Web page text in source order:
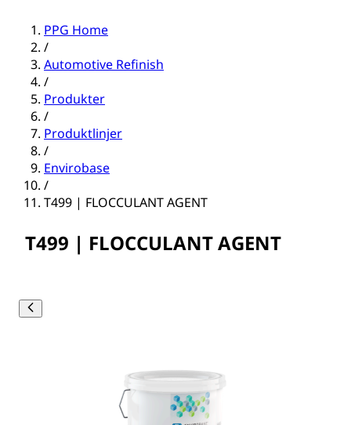
PPG Home
/
Automotive Refinish
/
Produkter
/
Produktlinjer
/
Envirobase
/
T499 | FLOCCULANT AGENT
T499 | FLOCCULANT AGENT